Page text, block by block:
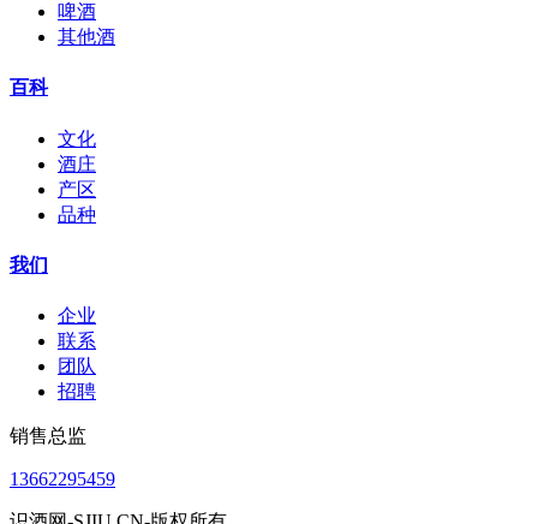
啤酒
其他酒
百科
文化
酒庄
产区
品种
我们
企业
联系
团队
招聘
销售总监
13662295459